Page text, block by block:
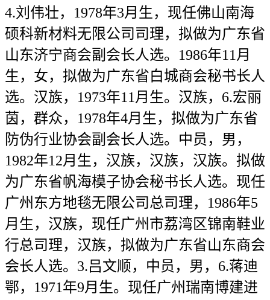
4.刘伟壮，1978年3月生，现任佛山南海
硕科新材料无限公司司理，拟做为广东省
山东济宁商会副会长人选。1986年11月
生，女，拟做为广东省白城商会秘书长人
选。汉族，1973年11月生。汉族，6.宏丽
茵，群众，1978年4月生，拟做为广东省
防伪行业协会副会长人选。中员，男，
1982年12月生，汉族，汉族，汉族。拟做
为广东省帆海模子协会秘书长人选。现任
广州东方地毯无限公司总司理，1986年5
月生，汉族，现任广州市荔湾区锦南鞋业
行总司理，汉族，拟做为广东省山东商会
会长人选。3.吕文顺，中员，男，6.蒋迪
鄂，1971年9月生。现任广州瑞南博建进